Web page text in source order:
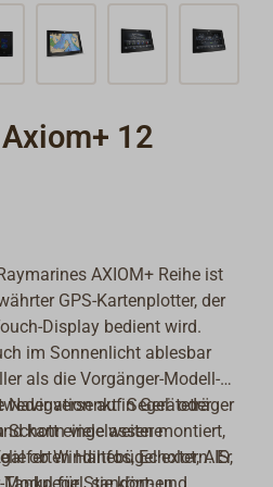
Axiom+ 12
AXIOM+ Reihe ist
GPS-Kartenplotter, der
Display bedient wird.
im Sonnenlicht ablesbar
als die Vorgänger-Modell-
Navigation auf Segel- oder
kann viele weitere
ob Windinfos, Echolot, AIS,
versenkt in Geräteträger
Schott eingelassen montiert,
Haltebügel extern. Er